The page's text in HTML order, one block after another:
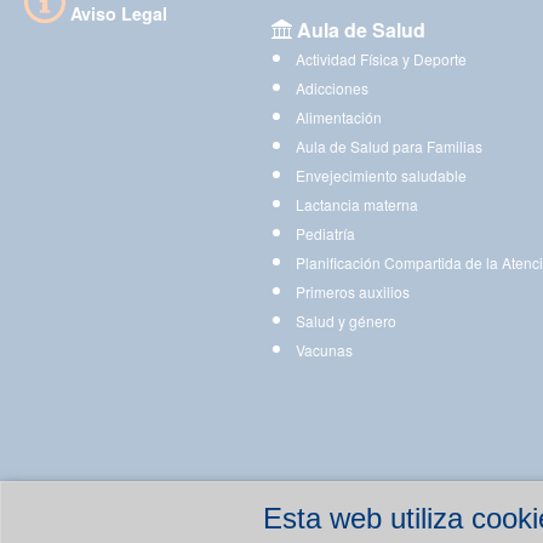
Esta web utiliza
Aviso Legal
Aula de Salud
Actividad Física y Deporte
Adicciones
Alimentación
Aula de Salud para Familias
Envejecimiento saludable
Lactancia materna
Pediatría
Planificación Compartida de la
Primeros auxilios
Salud y género
Vacunas